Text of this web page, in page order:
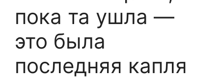
пока та ушла —
это была
последняя капля